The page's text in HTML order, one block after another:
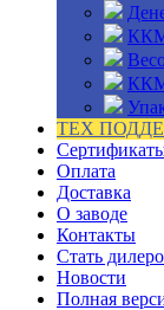
ТЕХ
Оплата
Доставка
О заводе
Контакты
Стать
Новости
Полная